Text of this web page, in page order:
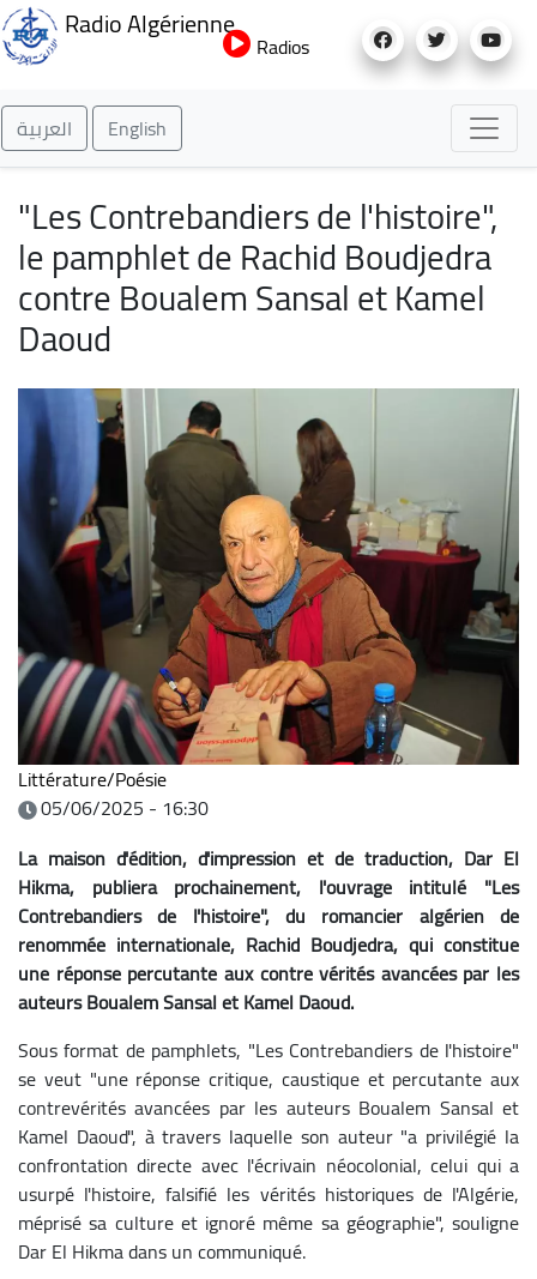
au
Radio Algérienne
Radios
العربية English
"Les Contrebandiers de l'histoire",
le pamphlet de Rachid Boudjedra
contre Boualem Sansal et Kamel
Daoud
Littérature/Poésie
05/06/2025 - 16:30
La maison d'édition, d'impression et de traduction, Dar El
Hikma, publiera prochainement, l'ouvrage intitulé "Les
Contrebandiers de l'histoire", du romancier algérien de
renommée internationale, Rachid Boudjedra, qui constitue
une réponse percutante aux contre vérités avancées par les
auteurs Boualem Sansal et Kamel Daoud.
Sous format de pamphlets, "Les Contrebandiers de l'histoire"
se veut "une réponse critique, caustique et percutante aux
contrevérités avancées par les auteurs Boualem Sansal et
Kamel Daoud", à travers laquelle son auteur "a privilégié la
confrontation directe avec l'écrivain néocolonial, celui qui a
usurpé l'histoire, falsifié les vérités historiques de l'Algérie,
méprisé sa culture et ignoré même sa géographie", souligne
Dar El Hikma dans un communiqué.